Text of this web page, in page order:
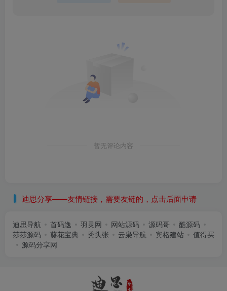
暂无评论内容
迪思分享——友情链接，需要友链的，点击后面申请
迪思导航 首码逸 羽灵网 网站源码 源码哥
酷源码
莎莎源码
葵花宝典 秃头张 云枭导航 宾格建站
值得买
源码分享网